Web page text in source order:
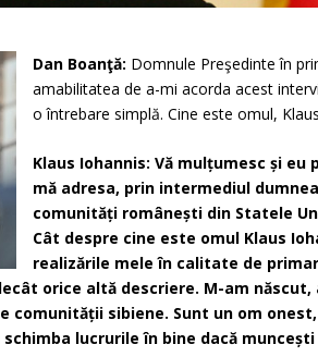
Dan Boanţă: Domnule Preşedinte în
amabilitatea de a-mi acorda acest
o întrebare simplă. Cine este omul,
Klaus Iohannis: Vă mulțumesc și
mă adresa, prin intermediul
comunități românești din Statele
Cât despre cine este omul Klaus
realizările mele în calitate de
orice altă descriere. M-am născut,
sibiene. Sunt un om
lucrurile în bine dacă